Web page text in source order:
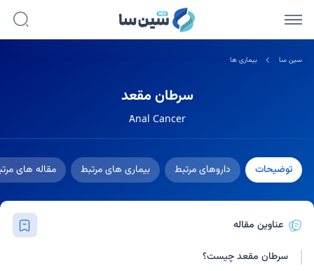
سین سا بیماری ها
سرطان مقعد
َAnal Cancer
توضیحات داروهای مرتبط بیماری های مرتبط مقاله های
عناوین مقاله
سرطان مقعد چیست؟